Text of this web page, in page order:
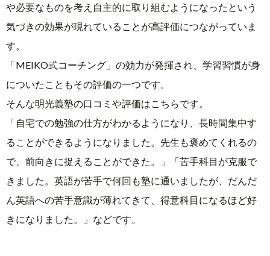
や必要なものを考え自主的に取り組むようになったという
気づきの効果が現れていることが高評価につながっていま
す。
「MEIKO式コーチング」の効力が発揮され、学習習慣が身
についたこともその評価の一つです。
そんな明光義塾の口コミや評価はこちらです。
「自宅での勉強の仕方がわかるようになり、長時間集中す
ることができるようになりました。先生も褒めてくれるの
で、前向きに捉えることができた。」「苦手科目が克服で
きました。英語が苦手で何回も塾に通いましたが、だんだ
ん英語への苦手意識が薄れてきて、得意科目になるほど好
きになりました。」などです。